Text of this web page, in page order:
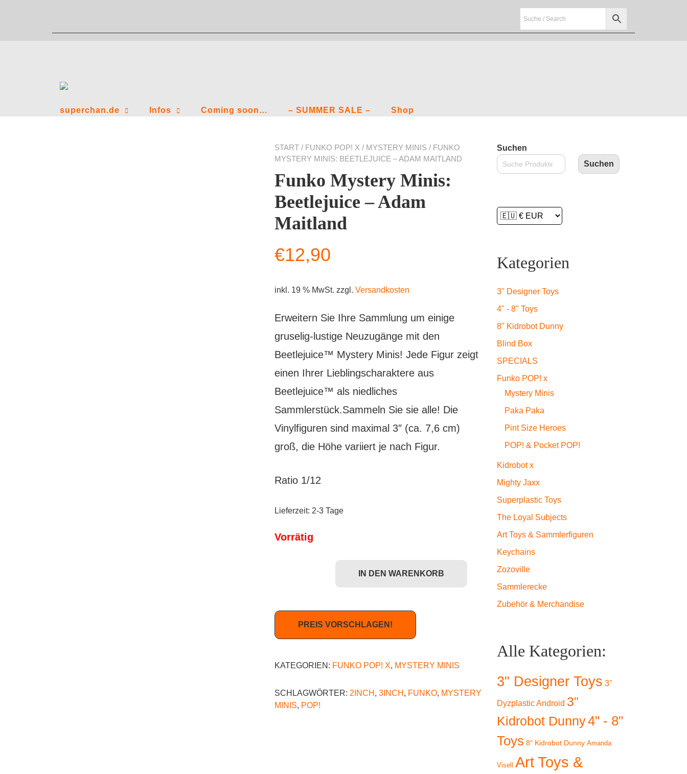
superchan.de Infos Coming soon… – SUMMER SALE – Shop
START / FUNKO POP! X / MYSTERY MINIS / FUNKO
MYSTERY MINIS: BEETLEJUICE – ADAM MAITLAND
Funko Mystery Minis:
Beetlejuice – Adam
Maitland
€12,90
inkl. 19 % MwSt. zzgl. Versandkosten
Erweitern Sie Ihre Sammlung um einige
gruselig-lustige Neuzugänge mit den
Beetlejuice™ Mystery Minis! Jede Figur zeigt
einen Ihrer Lieblingscharaktere aus
Beetlejuice™ als niedliches
Sammlerstück.Sammeln Sie sie alle! Die
Vinylfiguren sind maximal 3″ (ca. 7,6 cm)
groß, die Höhe variiert je nach Figur.
Ratio 1/12
Lieferzeit: 2-3 Tage
Vorrätig
Funko Mystery Minis: Beetlejuice - Adam Maitland Menge
IN DEN WARENKORB
PREIS VORSCHLAGEN!
KATEGORIEN: FUNKO POP! X, MYSTERY MINIS
SCHLAGWÖRTER: 2INCH , 3INCH , FUNKO, MYSTERY
MINIS, POP!
Suchen
Suchen
Kategorien
3" Designer Toys
4" - 8" Toys
8" Kidrobot Dunny
Blind Box
SPECIALS
Funko POP! x
Mystery Minis
Paka Paka
Pint Size Heroes
POP! & Pocket POP!
Kidrobot x
Mighty Jaxx
Superplastic Toys
The Loyal Subjects
Art Toys & Sammlerfiguren
Keychains
Zozoville
Sammlerecke
Zubehör & Merchandise
Alle Kategorien:
3" Designer Toys 3"
Dyzplastic Android 3"
Kidrobot Dunny4" - 8"
Toys 8" Kidrobot Dunny Amanda
Visell
Art Toys &